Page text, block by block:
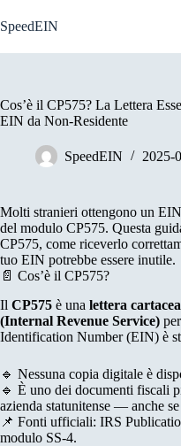
to
content
SpeedEIN
Cos’è il CP575? La Lettera
EIN da Non-Residente
SpeedEIN 2025-
Molti stranieri ottengono un
del modulo CP575. Questa
CP575, come riceverlo
tuo EIN potrebbe essere inutile.
📄 Cos’è il CP575?
Il CP575 è una lettera
(Internal Revenue Service)
Identification Number (EIN) è
🔹 Nessuna copia digitale è
🔹 È uno dei documenti fiscali
azienda statunitense — anche
📌 Fonti ufficiali: IRS
modulo SS-4.